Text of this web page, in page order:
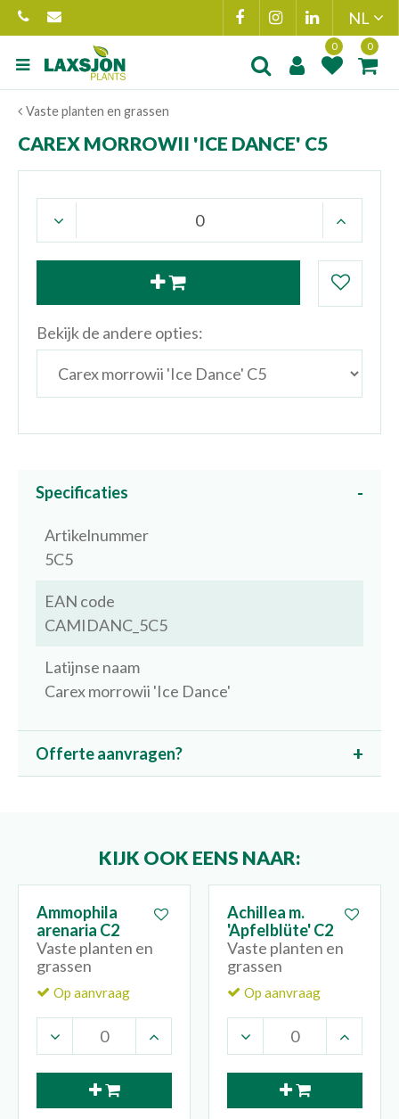
Ga
naar
content
Vaste planten en grassen
CAREX MORROWII 'ICE DANCE' C5
Bekijk de andere opties:
Specificaties
Artikelnummer
5C5
EAN code
CAMIDANC_5C5
Latijnse naam
Carex morrowii 'Ice Dance'
Offerte aanvragen?
KIJK OOK EENS NAAR:
Ammophila
arenaria C2
Vaste planten en
grassen
Op aanvraag
Achillea m.
'Apfelblüte' C2
Vaste planten en
grassen
Op aanvraag